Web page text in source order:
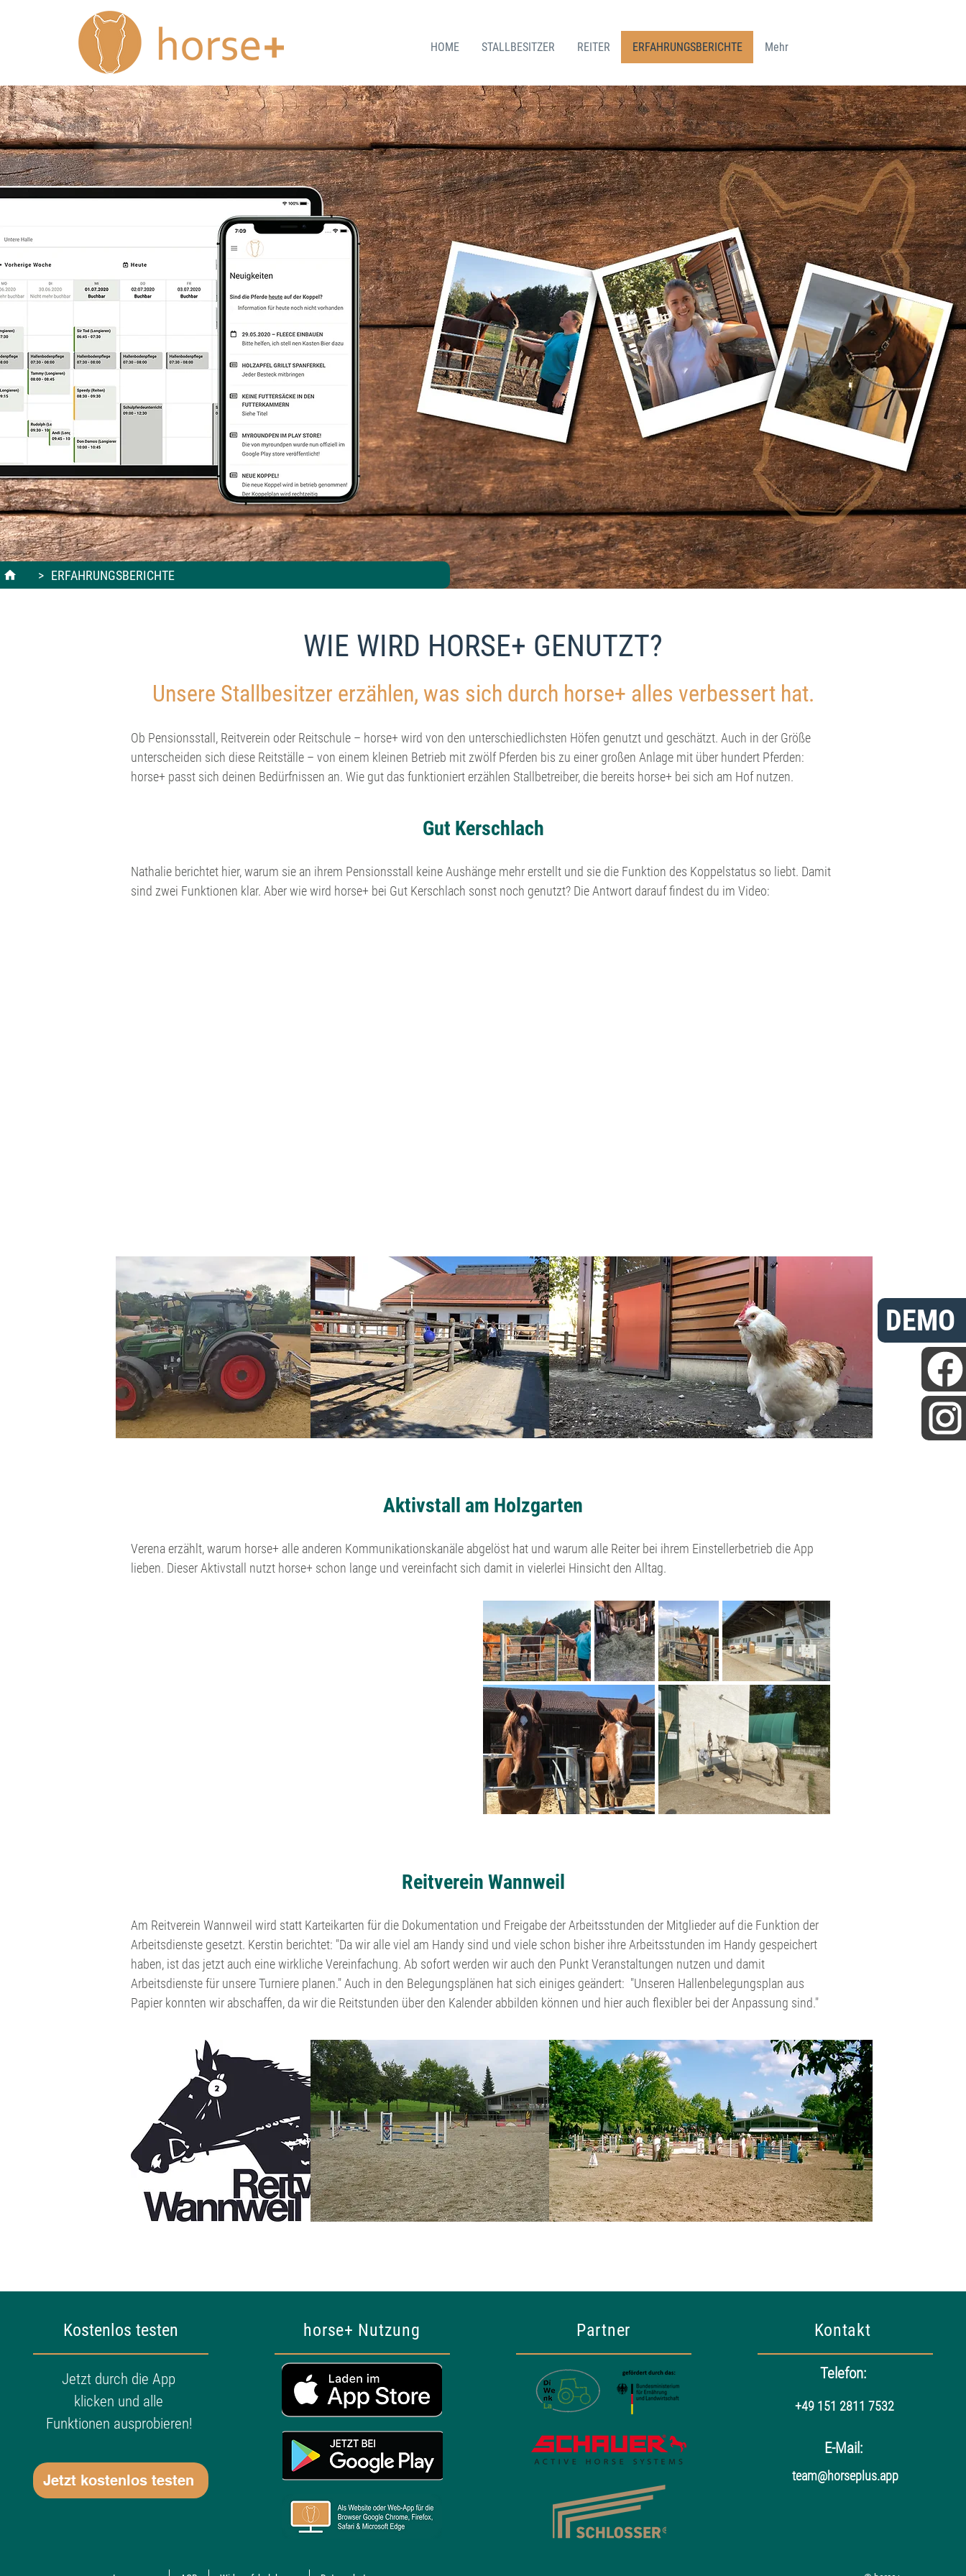
HOME STALLBESITZER REITER ERFAHRUNGSBERICHTE Mehr
DEMO
WIE WIRD HORSE+ GENUTZT?
Unsere Stallbesitzer erzählen, was sich durch horse+ alles verbessert hat.
Ob Pensionsstall, Reitverein oder Reitschule – horse+ wird von den unterschiedlichsten Höfen genutzt und geschätzt. Auch in der Größe
unterscheiden sich diese Reitställe – von einem kleinen Betrieb mit zwölf Pferden bis zu einer großen Anlage mit über hundert Pferden:
horse+ passt sich deinen Bedürfnissen an. Wie gut das funktioniert erzählen Stallbetreiber, die bereits horse+ bei sich am Hof nutzen.
Gut Kerschlach
Nathalie berichtet hier, warum sie an ihrem Pensionsstall keine Aushänge mehr erstellt und sie die Funktion des Koppelstatus so liebt. Damit
sind zwei Funktionen klar. Aber wie wird horse+ bei Gut Kerschlach sonst noch genutzt? Die Antwort darauf findest du im Video:
Aktivstall am Holzgarten
Verena erzählt, warum horse+ alle anderen Kommunikationskanäle abgelöst hat und warum alle Reiter bei ihrem Einstellerbetrieb die App
lieben. Dieser Aktivstall nutzt horse+ schon lange und vereinfacht sich damit in vielerlei Hinsicht den Alltag.
Reitverein Wannweil
Am Reitverein Wannweil wird statt Karteikarten für die Dokumentation und Freigabe der Arbeitsstunden der Mitglieder auf die Funktion der
Arbeitsdienste gesetzt. Kerstin berichtet: "Da wir alle viel am Handy sind und viele schon bisher ihre Arbeitsstunden im Handy gespeichert
haben, ist das jetzt auch eine wirkliche Vereinfachung. Ab sofort werden wir auch den Punkt Veranstaltungen nutzen und damit
Arbeitsdienste für unsere Turniere planen." Auch in den Belegungsplänen hat sich einiges geändert: "Unseren Hallenbelegungsplan aus
Papier konnten wir abschaffen, da wir die Reitstunden über den Kalender abbilden können und hier auch flexibler bei der Anpassung sind."
> ERFAHRUNGSBERICHTE
Kostenlos testen
Jetzt durch die App
klicken und alle
Funktionen ausprobieren!
Jetzt kostenlos testen
horse+ Nutzung Partner Kontakt
Telefon:
+49 151 2811 7532
E-Mail:
team@horseplus.app